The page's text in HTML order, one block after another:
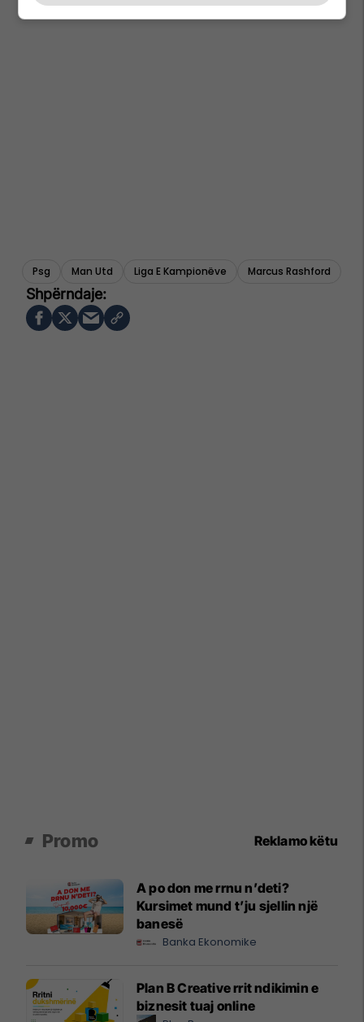
Psg Man Utd Liga E Kampionëve Marcus Rashford
Promo Reklamo këtu
A po don me rrnu n’deti?
Kursimet mund t’ju sjellin një
banesë
Banka Ekonomike
Plan B Creative rrit ndikimin e
biznesit tuaj online